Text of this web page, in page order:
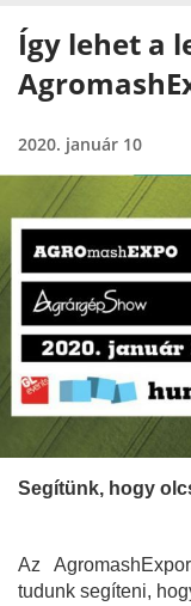
Így lehet a
2020. január 10
Segítünk, hogy
Az
tudunk segíteni,